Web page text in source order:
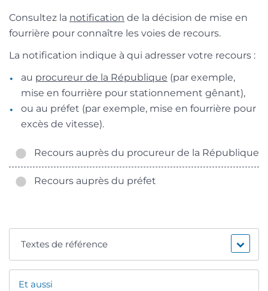
Consultez la notification de la décision de mise en
fourrière pour connaître les voies de recours.
La notification indique à qui adresser votre recours :
au procureur de la République (par exemple,
mise en fourrière pour stationnement gênant),
ou au préfet (par exemple, mise en fourrière pour
excès de vitesse).
Recours auprès du procureur de la République
Recours auprès du préfet
Textes de référence
Et aussi